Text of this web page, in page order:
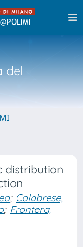
del
distribution
; Calabrese,
; Frontera,